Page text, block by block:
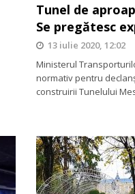
Tunel de
Se pregătesc
13 iulie 2020, 12:02
Ministerul
normativ pentru
construirii Tunelului